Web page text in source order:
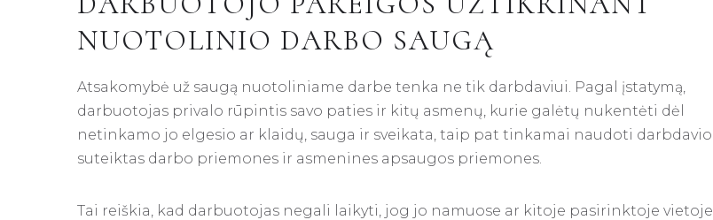
NUOTOLINIO DARBO SAUGĄ
Atsakomybė už saugą nuotoliniame darbe tenka ne tik darbdaviui. Pagal įstatymą,
darbuotojas privalo rūpintis savo paties ir kitų asmenų, kurie galėtų nukentėti dėl
netinkamo jo elgesio ar klaidų, sauga ir sveikata, taip pat tinkamai naudoti darbdavio
suteiktas darbo priemones ir asmenines apsaugos priemones.
Tai reiškia, kad darbuotojas negali laikyti, jog jo namuose ar kitoje pasirinktoje vietoje